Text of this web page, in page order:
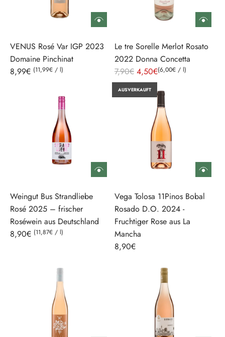
VENUS Rosé Var IGP 2023
Domaine Pinchinat
8,99€ (11,99€ / l)
Le tre Sorelle Merlot Rosato
2022 Donna Concetta
R
e
g
r
e
i
s
7,90€ 4,50€(6,00€ / l)
Weingut Bus Strandliebe
Rosé 2025 – frischer
Roséwein aus Deutschland
8,90€ (11,87€ / l)
AUSVERKAUFT
Vega Tolosa 11Pinos Bobal
Rosado D.O. 2024 -
Fruchtiger Rose aus La
Mancha
8,90€